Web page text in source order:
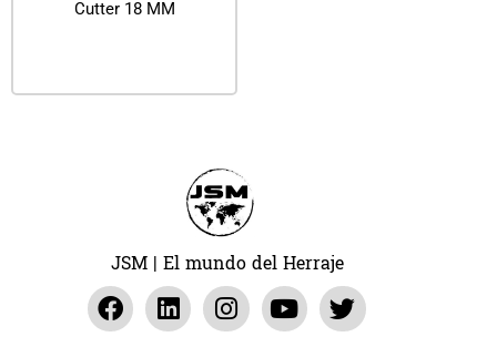
Cutter 18 MM
JSM | El mundo del Herraje